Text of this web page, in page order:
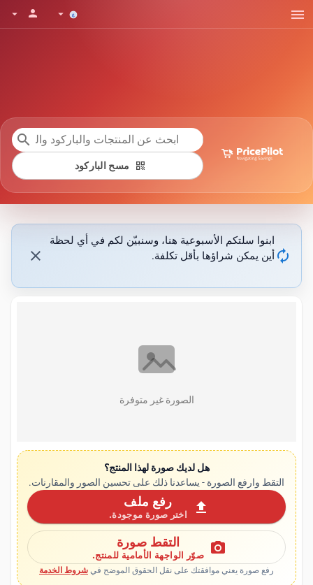
menu
arrow_drop_down
person
arrow_drop_down
search
qr_code مسح الباركود
autorenew
ابنوا سلتكم الأسبوعية هنا، وسنبيّن لكم في أي لحظة
أين يمكن شراؤها بأقل تكلفة.
close
الصورة غير متوفرة
هل لديك صورة لهذا المنتج؟
التقط وارفع الصورة - يساعدنا ذلك على تحسين الصور والمقارنات.
upload رفع ملف
اختر صورة موجودة.
photo_camera التقط صورة
صوّر الواجهة الأمامية للمنتج.
رفع صورة يعني موافقتك على نقل الحقوق الموضح في شروط الخدمة